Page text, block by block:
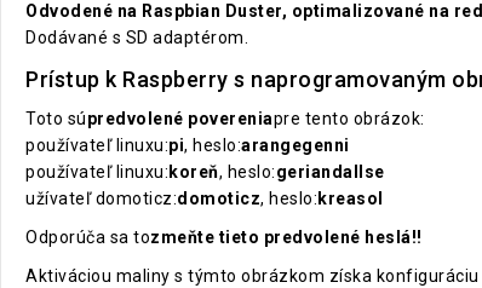
Odvodené na Raspbian Duster, optimalizované na
Dodávané s SD adaptérom.
Prístup k Raspberry s naprogramovaným
Toto súpredvolené povereniapre tento obrázok:
používateľ linuxu:pi, heslo:arangegenni
používateľ linuxu: koreň, heslo:geriandallse
užívateľ domoticz:domoticz, heslo: kreasol
Odporúča sa tozmeňte tieto predvolené heslá!!
Aktiváciou maliny s týmto obrázkom získa konfiguráciu